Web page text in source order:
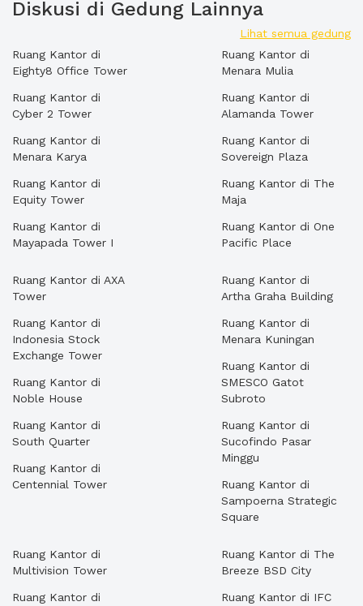
Diskusi di Gedung Lainnya
Lihat semua gedung
Ruang Kantor di
Eighty8 Office Tower
Ruang Kantor di
Cyber 2 Tower
Ruang Kantor di
Menara Karya
Ruang Kantor di
Equity Tower
Ruang Kantor di
Mayapada Tower I
Ruang Kantor di
Menara Mulia
Ruang Kantor di
Alamanda Tower
Ruang Kantor di
Sovereign Plaza
Ruang Kantor di The
Maja
Ruang Kantor di One
Pacific Place
Ruang Kantor di AXA
Tower
Ruang Kantor di
Indonesia Stock
Exchange Tower
Ruang Kantor di
Noble House
Ruang Kantor di
South Quarter
Ruang Kantor di
Centennial Tower
Ruang Kantor di
Artha Graha Building
Ruang Kantor di
Menara Kuningan
Ruang Kantor di
SMESCO Gatot
Subroto
Ruang Kantor di
Sucofindo Pasar
Minggu
Ruang Kantor di
Sampoerna Strategic
Square
Ruang Kantor di
Multivision Tower
Ruang Kantor di
Ruang Kantor di The
Breeze BSD City
Ruang Kantor di IFC